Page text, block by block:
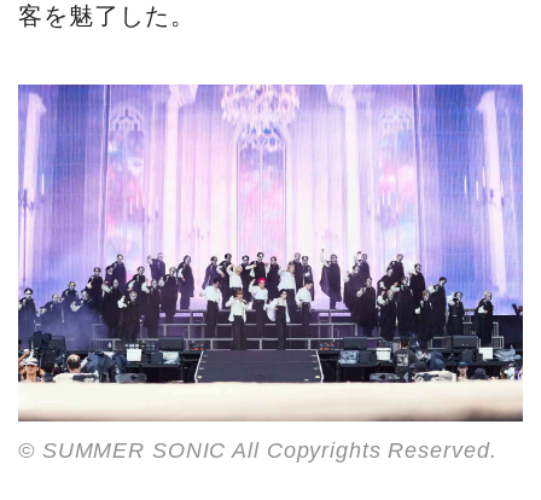
客を魅了した。
© SUMMER SONIC All Copyrights Reserved.